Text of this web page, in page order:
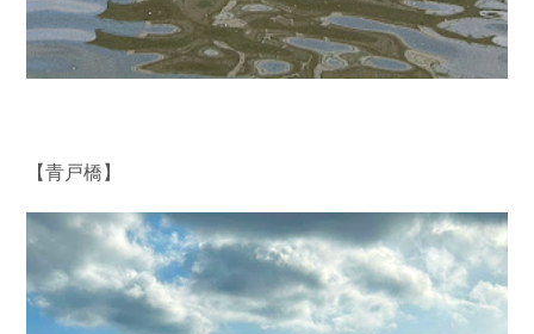
【青戸橋】